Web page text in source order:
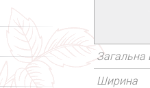
Загальна
Ширина